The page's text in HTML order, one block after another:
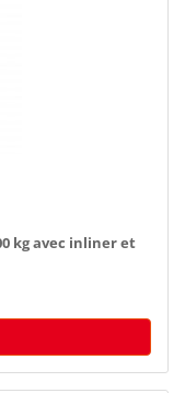
kg avec inliner et